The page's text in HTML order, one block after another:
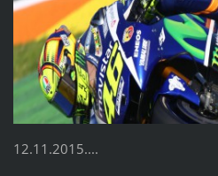
12.11.2015....